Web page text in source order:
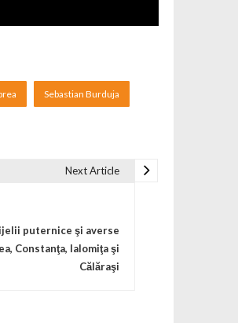
Sebastian Burduja
Next Article
puternice şi averse
Constanţa, Ialomiţa şi
Călăraşi